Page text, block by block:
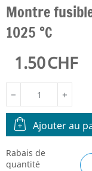
Montre
1025 °C
1.50CHF
+
−
Ajouter au
Rabais de
quantité